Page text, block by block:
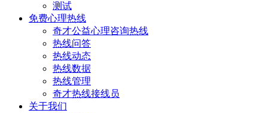
测试
免费心理热线
奇才公益心理咨询热线
热线问答
热线动态
热线数据
热线管理
奇才热线接线员
关于我们